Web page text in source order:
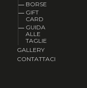
BORSE
GIFT
CARD
GUIDA
ALLE
TAGLIE
GALLERY
CONTATTACI